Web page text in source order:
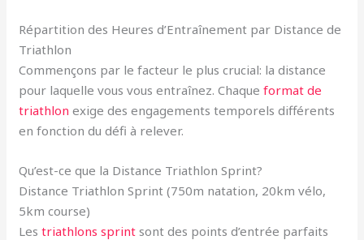
Répartition des Heures d’Entraînement par Distance de
Triathlon
Commençons par le facteur le plus crucial: la distance
pour laquelle vous vous entraînez. Chaqueformat de
triathlonexige des engagements temporels différents
en fonction du défi à relever.
Qu’est-ce que la Distance Triathlon Sprint?
Distance Triathlon Sprint (750m natation, 20km vélo,
5km course)
Lestriathlons sprint sont des points d’entrée parfaits